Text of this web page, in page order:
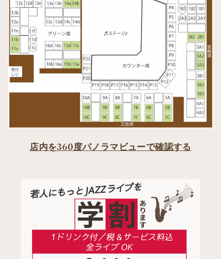
店内を360度パノラマビューで確認する